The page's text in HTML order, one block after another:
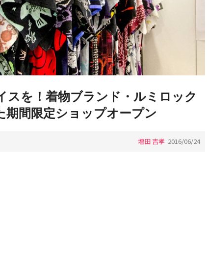
スを！着物ブランド・ルミロック
期間限定ショップオープン
増田 吉孝 2016/06/24